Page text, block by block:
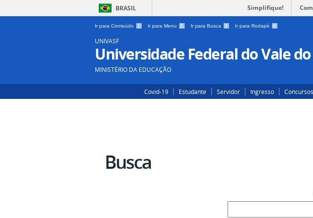
BRASIL Simplifique!
Ir para Conteúdo 1 Ir para Menu 2 Ir para Busca 3 Ir para Rodapé 4
UNIVASF
Universidade Federal do Vale
MINISTÉRIO DA EDUCAÇÃO
Covid-19 Estudante Servidor Ingresso Concursos
Busca